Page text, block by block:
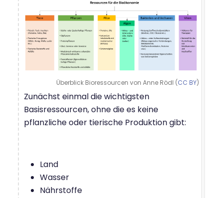
Überblick Bioressourcen von Anne Rödl (CC BY)
Zunächst einmal die wichtigsten
Basisressourcen, ohne die es keine
pflanzliche oder tierische Produktion gibt:
Land
Wasser
Nährstoffe